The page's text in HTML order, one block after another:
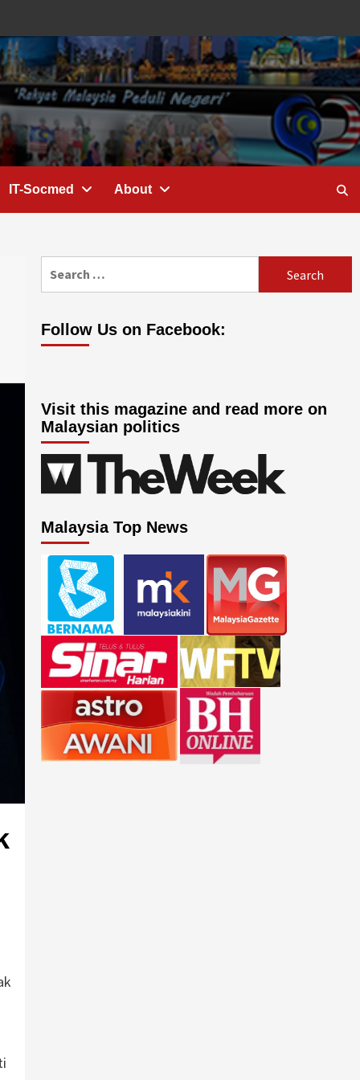
IT-Socmed About
Follow Us on Facebook:
Visit this magazine and read more on
Malaysian politics
Malaysia Top News